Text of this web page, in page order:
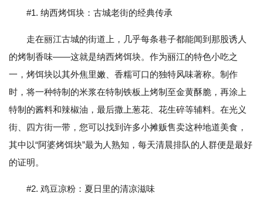
#1. 纳西烤饵块：古城老街的经典传承
走在丽江古城的街道上，几乎每条巷子都能闻到那股诱人
的烤制香味——这就是纳西烤饵块。作为丽江的特色小吃之
一，烤饵块以其外焦里嫩、香糯可口的独特风味著称。制作
时，将一种特制的米浆在特制铁板上烤制至金黄酥脆，再涂上
特制的酱料和辣椒油，最后撒上葱花、花生碎等辅料。在光义
街、四方街一带，您可以找到许多小摊贩售卖这种地道美食，
其中以“阿婆烤饵块”最为人熟知，每天清晨排队的人群便是最好
的证明。
#2. 鸡豆凉粉：夏日里的清凉滋味